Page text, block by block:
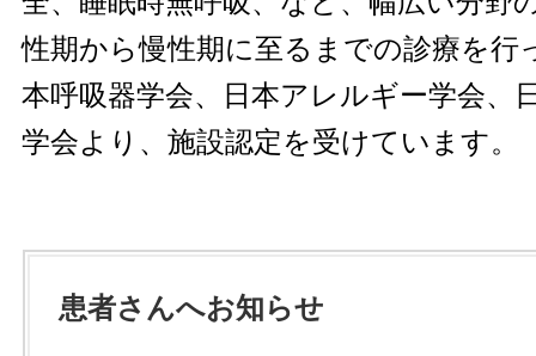
性期から慢性期に至るまでの診療を行
本呼吸器学会、日本アレルギー学会、
学会より、施設認定を受けています。
患者さんへお知らせ